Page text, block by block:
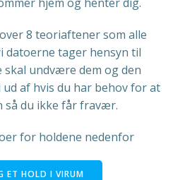
8 teoriaftener som alle
datoerne tager hensyn til
undvære dem og den
af hvis du har behov for at
så du ikke får fravær.
for holdene nedenfor
ET HOLD I VIRUM